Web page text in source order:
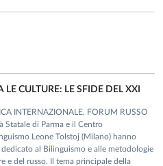
CULTURE: LE SFIDE DEL XXI
INTERNAZIONALE. FORUM RUSSO
Statale di Parma e il Centro
Leone Tolstoj (Milano) hanno
al Bilinguismo e alle metodologie
e del russo. Il tema principale della